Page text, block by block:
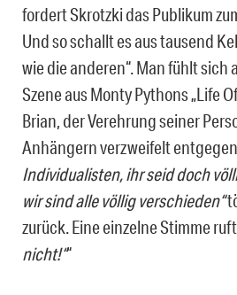
fordert Skrotzki das Publikum
Und so schallt es aus tausend
wie die anderen“. Man fühlt sich
Szene aus Monty Pythons „Life
Brian, der Verehrung seiner
Anhängern verzweifelt
Individualisten, ihr seid doch
wir sind alle völlig verschieden“
zurück. Eine einzelne Stimme
nicht!““